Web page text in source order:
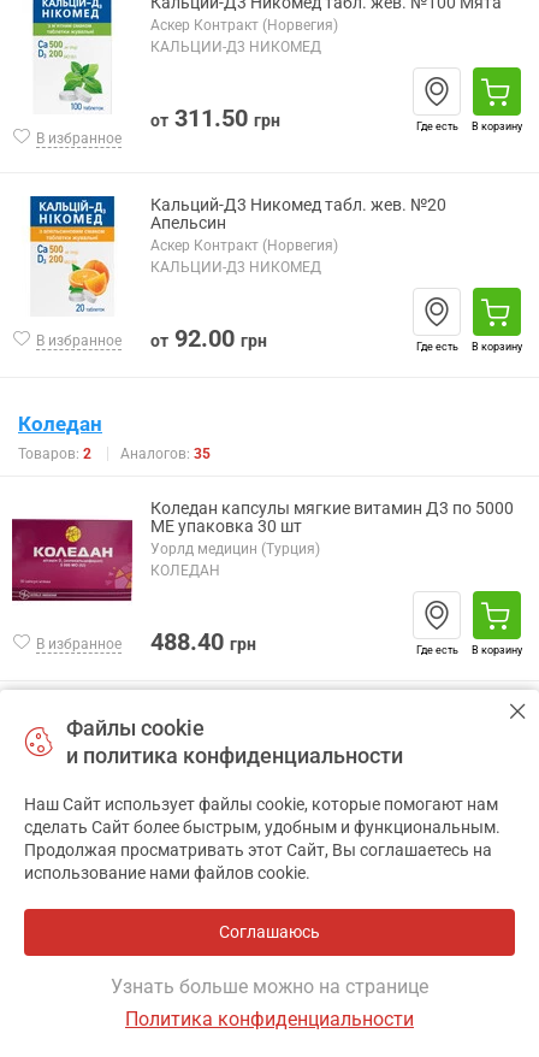
В избранное
Аскер Контракт (Норвегия)
КАЛЬЦИЙ-Д3 НИКОМЕД
от 311.50 грн Где есть В корзину
В избранное
Кальций-Д3 Никомед табл. жев. №20
Апельсин
Аскер Контракт (Норвегия)
КАЛЬЦИЙ-Д3 НИКОМЕД
от 92.00 грн Где есть В корзину
Коледан
Товаров: 2 Аналогов: 35
В избранное
Коледан капсулы мягкие витамин Д3 по 5000
МЕ упаковка 30 шт
Уорлд медицин (Турция)
КОЛЕДАН
488.40 грн Где есть В корзину
В избранное
Уорлд медицин (Турция)
КОЛЕДАН
от192.00грн
Файлы cookie
и политика конфиденциальности
Наш Сайт использует файлы cookie, которые помогают нам
сделать Сайт более быстрым, удобным и функциональным.
Продолжая просматривать этот Сайт, Вы соглашаетесь на
использование нами файлов cookie.
Соглашаюсь
Узнать больше можно на странице
Политика конфиденциальности
✕